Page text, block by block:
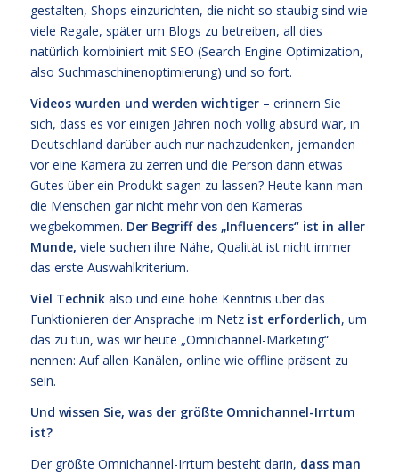
gestalten, Shops einzurichten, die nicht so staubig sind wie
viele Regale, später um Blogs zu betreiben, all dies
natürlich kombiniert mit SEO (Search Engine Optimization,
also Suchmaschinenoptimierung) und so fort.
Videos wurden und werden wichtiger– erinnern Sie
sich, dass es vor einigen Jahren noch völlig absurd war, in
Deutschland darüber auch nur nachzudenken, jemanden
vor eine Kamera zu zerren und die Person dann etwas
Gutes über ein Produkt sagen zu lassen? Heute kann man
die Menschen gar nicht mehr von den Kameras
wegbekommen. Der Begriff des „Influencers“ ist in aller
Munde, viele suchen ihre Nähe, Qualität ist nicht immer
das erste Auswahlkriterium.
Viel Technikalso und eine hohe Kenntnis über das
Funktionieren der Ansprache im Netz ist erforderlich, um
das zu tun, was wir heute „Omnichannel-Marketing“
nennen: Auf allen Kanälen, online wie offline präsent zu
sein.
Und wissen Sie, was der größte Omnichannel-Irrtum
ist?
Der größte Omnichannel-Irrtum besteht darin, dass man